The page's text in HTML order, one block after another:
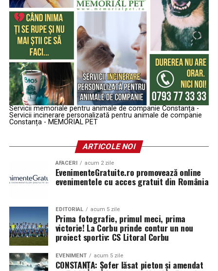
Servicii memoriale pentru animale de companie Constanța -
Servicii incinerare personalizată pentru animale de companie
Constanța - MEMORIAL PET
ARTICOLE NOI
AFACERI acum 2 zile
EvenimenteGratuite.ro promovează online
evenimentele cu acces gratuit din România
EDITORIAL acum 5 zile
Prima fotografie, primul meci, prima
victorie! La Corbu prinde contur un nou
proiect sportiv: CS Litoral Corbu
EVENIMENT acum 5 zile
CONSTANȚA: Șofer lăsat pieton și amendat